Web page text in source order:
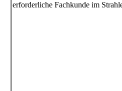
erforderliche Fachkunde im